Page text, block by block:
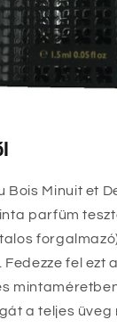
Minuit et
parfüm
fel ezt
a teljes üveg